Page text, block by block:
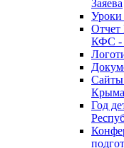
Заяева
Уроки
Отчет
КФС -
Крыма
Год